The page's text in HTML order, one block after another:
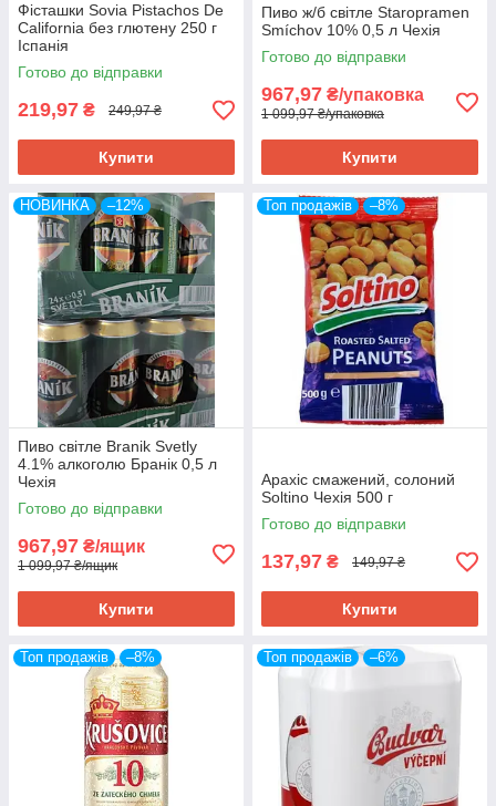
Фісташки Sovia Pistachos De
California без глютену 250 г
Іспанія
Готово до відправки
219,97 ₴ 249,97 ₴
Купити
Пиво ж/б світле Staropramen
Smíchov 10% 0,5 л Чехія
Готово до відправки
967,97 ₴/упаковка
1 099,97 ₴/упаковка
Купити
НОВИНКА –12%
Пиво світле Branik Svetly
4.1% алкоголю Бранік 0,5 л
Чехія
Готово до відправки
967,97 ₴/ящик
1 099,97 ₴/ящик
Купити
Топ продажів –8%
Арахіс смажений, солоний
Soltino Чехія 500 г
Готово до відправки
137,97 ₴ 149,97 ₴
Купити
Топ продажів –8% Топ продажів –6%